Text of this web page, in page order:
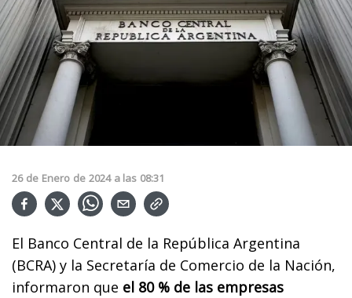
26 de Enero de 2024 a las 08:31
El Banco Central de la República Argentina
(BCRA) y la Secretaría de Comercio de la Nación,
informaron que el 80 % de las empresas